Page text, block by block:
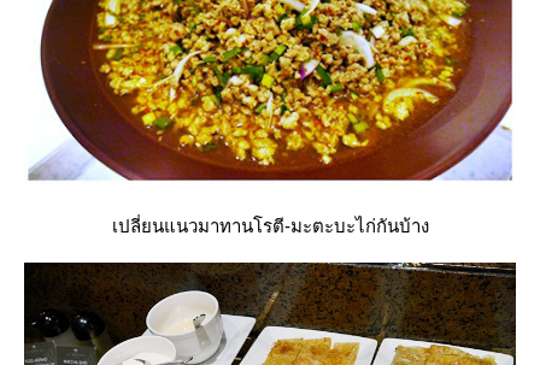
เปลี่ยนแนวมาทานโรตี-มะตะบะไก่กันบ้าง